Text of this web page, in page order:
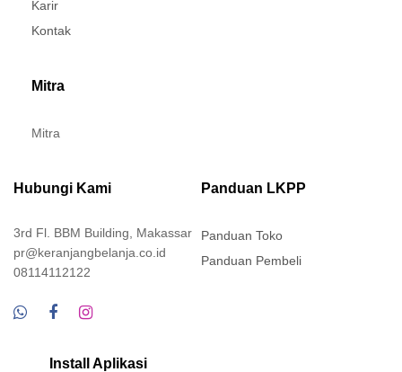
Karir
Kontak
Mitra
Mitra
Hubungi Kami
3rd Fl. BBM Building, Makassar
pr@keranjangbelanja.co.id
08114112122
Panduan LKPP
Panduan Toko
Panduan Pembeli
Install Aplikasi